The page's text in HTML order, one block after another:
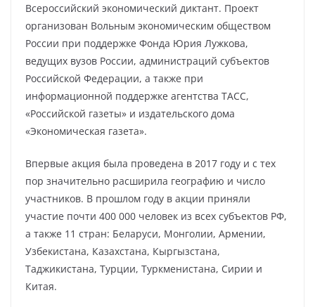
Всероссийский экономический диктант. Проект
организован Вольным экономическим обществом
России при поддержке Фонда Юрия Лужкова,
ведущих вузов России, администраций субъектов
Российской Федерации, а также при
информационной поддержке агентства ТАСС,
«Российской газеты» и издательского дома
«Экономическая газета».
Впервые акция была проведена в 2017 году и с тех
пор значительно расширила географию и число
участников. В прошлом году в акции приняли
участие почти 400 000 человек из всех субъектов РФ,
а также 11 стран: Беларуси, Монголии, Армении,
Узбекистана, Казахстана, Кыргызстана,
Таджикистана, Турции, Туркменистана, Сирии и
Китая.